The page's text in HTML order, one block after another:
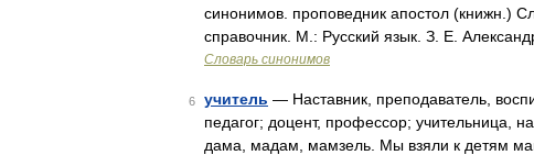
синонимов. проповедник апостол (книжн.)
справочник. М.: Русский язык. З. Е.
Словарь синонимов
6 учитель — Наставник, преподаватель,
педагог; доцент, профессор; учительница,
дама, мадам, мамзель. Мы взяли к детям